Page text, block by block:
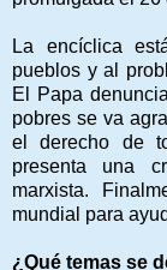
La encíclica
pueblos y al
El Papa
pobres se va
el derecho de
presenta una
marxista.
mundial para
¿Qué temas se